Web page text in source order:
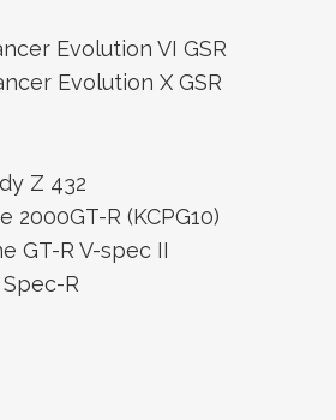
Evolution VI GSR
Evolution X GSR
Z 432
2000GT-R (KCPG10)
GT-R V-spec II
R